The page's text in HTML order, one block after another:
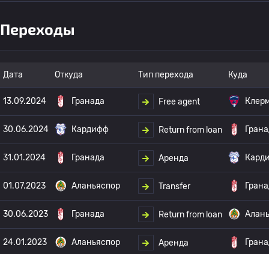
Переходы
Дата Откуда Тип перехода Куда
13.09.2024 Гранада Free agent
30.06.2024 Кардифф Return from loan
31.01.2024 Гранада Аренда
01.07.2023 Аланьяспор Transfer
30.06.2023 Гранада Return from loan
24.01.2023 Аланьяспор Аренда